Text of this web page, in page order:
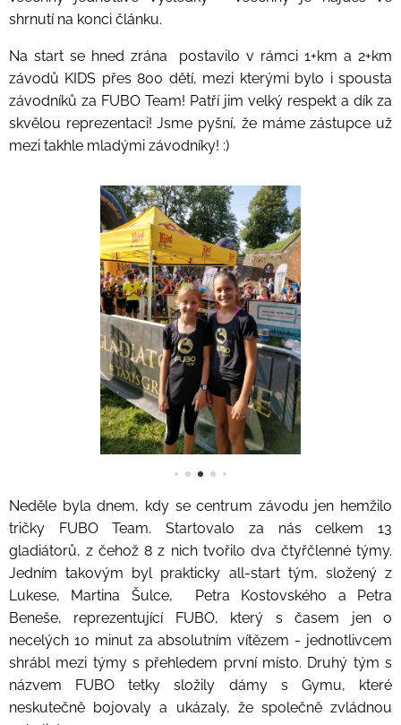
shrnutí na konci článku.
Na start se hned zrána postavilo v rámci 1+km a 2+km
závodů KIDS přes 800 dětí, mezi kterými bylo i spousta
závodníků za FUBO Team! Patří jim velký respekt a dík za
skvělou reprezentaci! Jsme pyšní, že máme zástupce už
mezi takhle mladými závodníky! :)
Neděle byla dnem, kdy se centrum závodu jen hemžilo
tričky FUBO Team. Startovalo za nás celkem 13
gladiátorů, z čehož 8 z nich tvořilo dva čtyřčlenné týmy.
Jedním takovým byl prakticky all-start tým, složený z
Lukese, Martina Šulce, Petra Kostovského a Petra
Beneše, reprezentující FUBO, který s časem jen o
necelých 10 minut za absolutním vítězem - jednotlivcem
shrábl mezi týmy s přehledem první místo. Druhý tým s
názvem FUBO tetky složily dámy s Gymu, které
neskutečně bojovaly a ukázaly, že společně zvládnou